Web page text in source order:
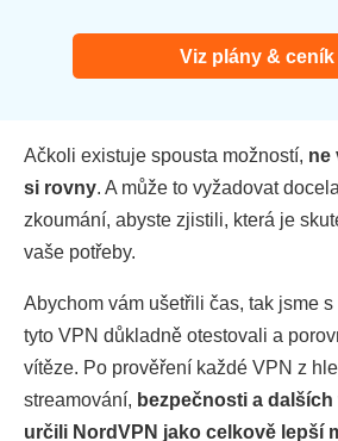
Viz plány & ceník
Ačkoli existuje spousta možností, ne
si rovny. A může to vyžadovat
zkoumání, abyste zjistili, která je
vaše potřeby.
Abychom vám ušetřili čas, tak jsme
tyto VPN důkladně otestovali a
vítěze. Po prověření každé VPN z
streamování, bezpečnosti a
určili NordVPN jako celkově lepší